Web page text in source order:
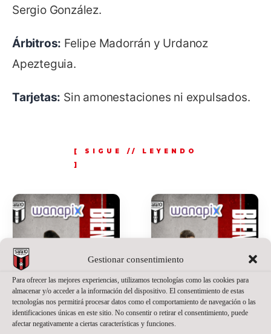
Gestionar consentimiento
Para ofrecer las mejores experiencias, utilizamos tecnologías como las cookies para
almacenar y/o acceder a la información del dispositivo. El consentimiento de estas
tecnologías nos permitirá procesar datos como el comportamiento de navegación o las
identificaciones únicas en este sitio. No consentir o retirar el consentimiento, puede
afectar negativamente a ciertas características y funciones.
Sergio González.
Árbitros: Felipe Madorrán y Urdanoz
Apezteguia.
Tarjetas: Sin amonestaciones ni expulsados.